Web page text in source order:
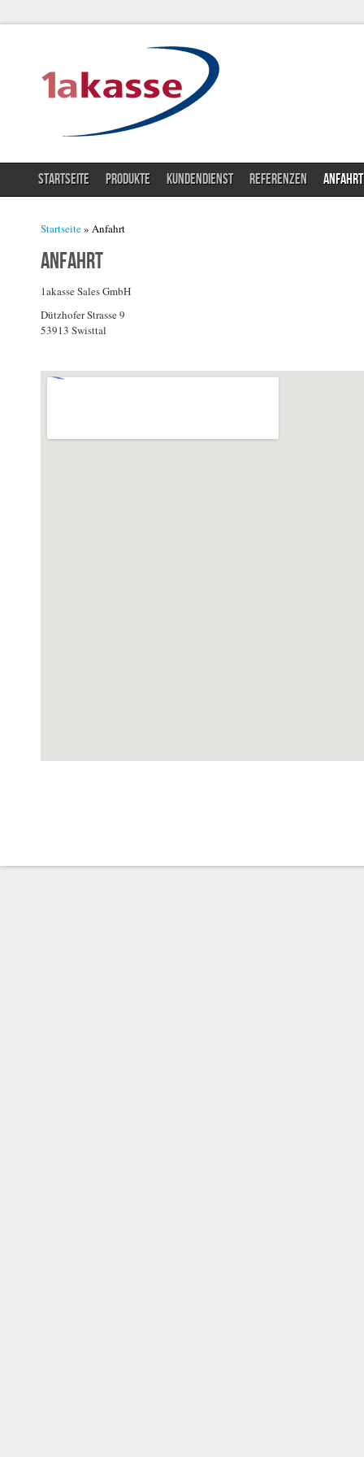
STARTSEITE PRODUKTE KUNDENDIENST REFERENZEN ANFAHRT
Sie sind hier
Startseite» Anfahrt
Anfahrt
1akasse Sales GmbH
Dützhofer Strasse 9
53913 Swisttal